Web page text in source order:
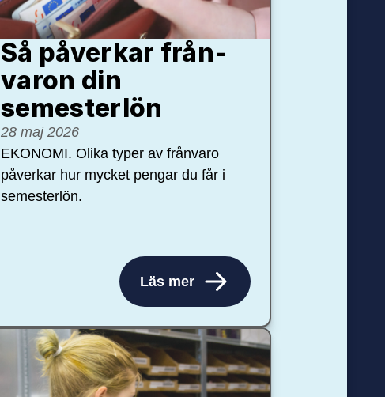
Så påverkar från­
varon din
semester­lön
28 maj 2026
EKONOMI. Olika typer av frånvaro
påverkar hur mycket pengar du får i
semesterlön.
Läs mer